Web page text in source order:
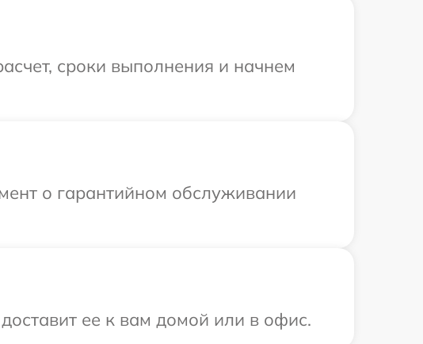
сроки выполнения и начнем
о гарантийном обслуживании
ее к вам домой или в офис.